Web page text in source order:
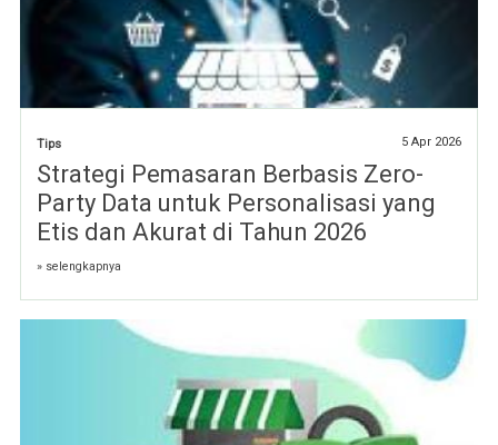
Tips 5 Apr 2026
Strategi Pemasaran Berbasis Zero-
Party Data untuk Personalisasi yang
Etis dan Akurat di Tahun 2026
» selengkapnya